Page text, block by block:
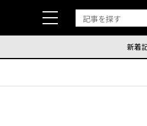
新着